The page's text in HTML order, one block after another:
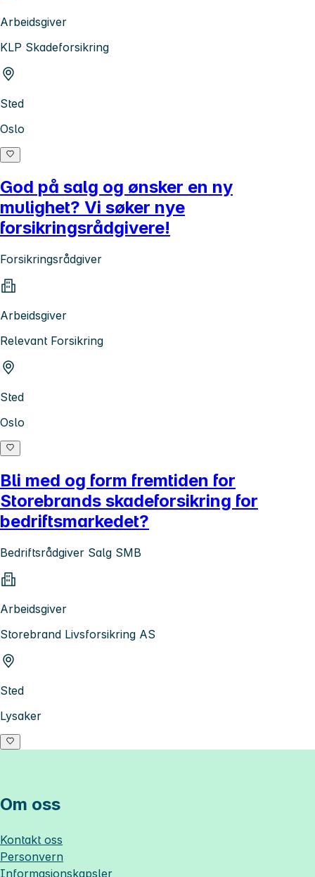
Arbeidsgiver
KLP Skadeforsikring
Sted
Oslo
God på salg og ønsker en ny
mulighet? Vi søker nye
forsikringsrådgivere!
Forsikringsrådgiver
Arbeidsgiver
Relevant Forsikring
Sted
Oslo
Bli med og form fremtiden for
Storebrands skadeforsikring for
bedriftsmarkedet?
Bedriftsrådgiver Salg SMB
Arbeidsgiver
Storebrand Livsforsikring AS
Sted
Lysaker
Om oss
Kontakt oss
Personvern
Informasjonskapsler